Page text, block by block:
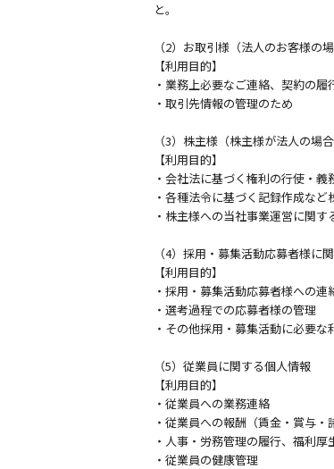
と。
（2）お取引様（法人のお客様の
【利用目的】
・業務上必要なご連絡、契約の履
・取引先情報の管理のため
（3）株主様（株主様が法人の場
【利用目的】
・会社法に基づく権利の行使・義
・各種法令に基づく記録作成など
・株主様への当社事業運営に関す
（4）採用・募集活動応募者様に
【利用目的】
・採用・募集活動応募者様への連
・選考過程での応募者様の管理
・その他採用・募集活動に必要な
（5）従業員に関する個人情報
【利用目的】
・従業員への業務連絡
・従業員への報酬（賃金・賞与・
・人事・労務管理の履行、福利厚
・従業員の健康管理